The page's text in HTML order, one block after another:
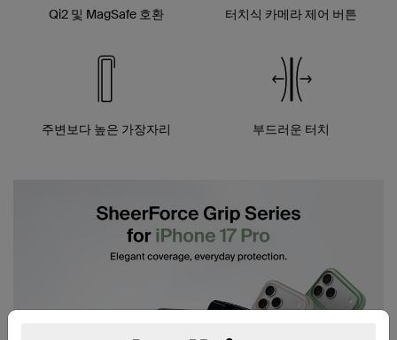
Qi2 및 MagSafe 호환 터치식 카메라 제어 버튼
주변보다 높은 가장자리 부드러운 터치